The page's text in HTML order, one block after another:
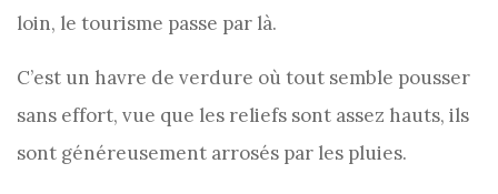
loin, le tourisme passe par là.
C’est un havre de verdure où tout semble pousser
sans effort, vue que les reliefs sont assez hauts, ils
sont généreusement arrosés par les pluies.